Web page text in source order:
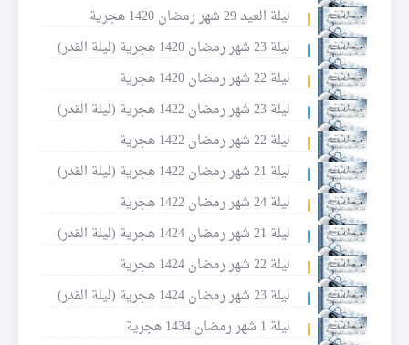
ليلة العيد 29 شهر رمضان 1420 هجرية
ليلة 23 شهر رمضان 1420 هجرية (ليلة القدر)
ليلة 22 شهر رمضان 1420 هجرية
ليلة 23 شهر رمضان 1422 هجرية (ليلة القدر)
ليلة 22 شهر رمضان 1422 هجرية
ليلة 21 شهر رمضان 1422 هجرية (ليلة القدر)
ليلة 24 شهر رمضان 1422 هجرية
ليلة 21 شهر رمضان 1424 هجرية (ليلة القدر)
ليلة 22 شهر رمضان 1424 هجرية
ليلة 23 شهر رمضان 1424 هجرية (ليلة القدر)
ليلة 1 شهر رمضان 1434 هجرية